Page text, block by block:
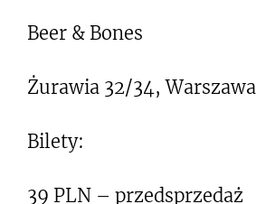
Beer & Bones
Żurawia 32/34, Warszawa
Bilety:
39 PLN – przedsprzedaż